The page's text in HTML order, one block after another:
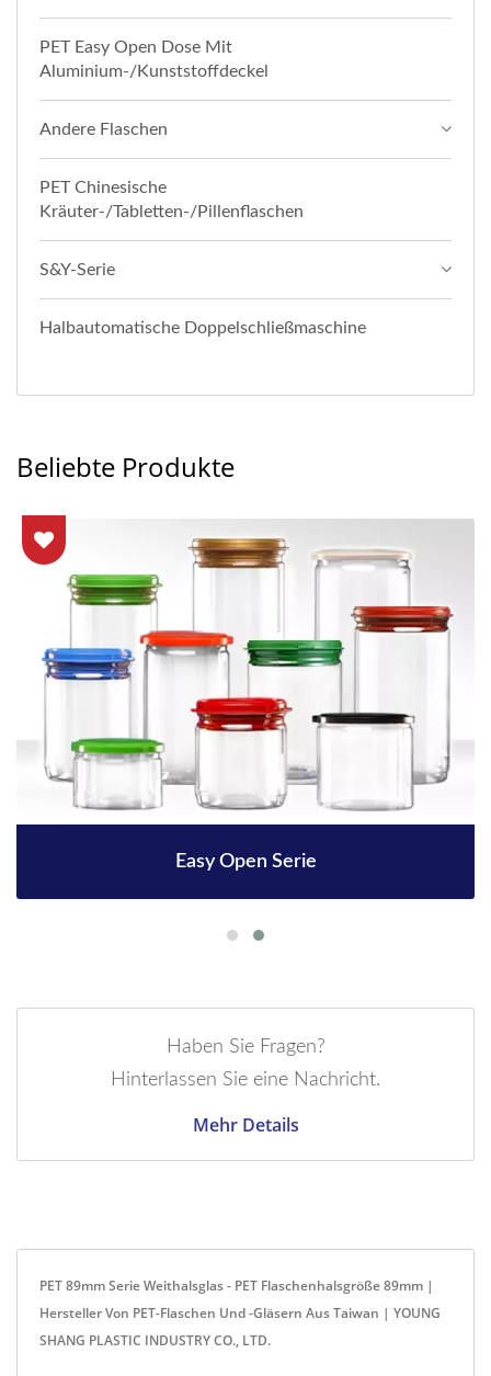
PET Easy Open Dose Mit
Aluminium-/Kunststoffdeckel
Andere Flaschen
PET Chinesische
Kräuter-/Tabletten-/Pillenflaschen
S&Y-Serie
Halbautomatische Doppelschließmaschine
Beliebte Produkte
Easy Open Serie
Haben Sie Fragen?
Hinterlassen Sie eine Nachricht.
Mehr Details
PET 89mm Serie Weithalsglas - PET Flaschenhalsgröße 89mm |
Hersteller Von PET-Flaschen Und -Gläsern Aus Taiwan | YOUNG
SHANG PLASTIC INDUSTRY CO., LTD.